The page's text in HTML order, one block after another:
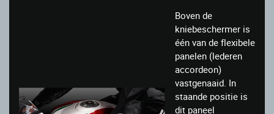
Boven de
kniebeschermer is
één van de flexibele
panelen (lederen
accordeon)
vastgenaaid. In
staande positie is
dit paneel